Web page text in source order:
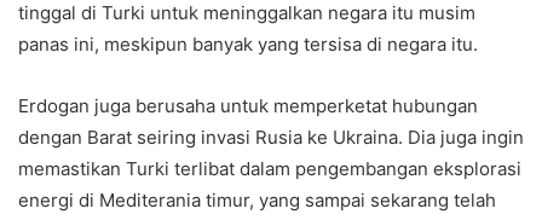
tinggal di Turki untuk meninggalkan negara itu musim
panas ini, meskipun banyak yang tersisa di negara itu.
Erdogan juga berusaha untuk memperketat hubungan
dengan Barat seiring invasi Rusia ke Ukraina. Dia juga ingin
memastikan Turki terlibat dalam pengembangan eksplorasi
energi di Mediterania timur, yang sampai sekarang telah